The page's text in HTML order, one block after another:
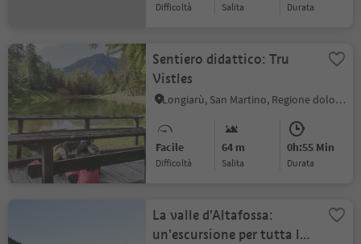
Difficoltà Salita durata
Sentiero didattico: Tru
Vistles
Longiarù, San Martino, Regione dolomitica Plan de Corones
Facile
Difficoltà
64 m
Salita
0h:55 Min
durata
La valle d'Altafossa:
un'escursione per tutta la